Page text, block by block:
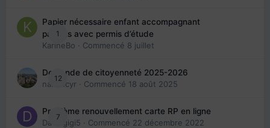
1
Papier nécessaire enfant accompagnant
parents avec permis d’étude
KarineBo · Commencé 8 juillet
12
Demande de citoyenneté 2025-2026
nanancyr · Commencé 18 août 2025
7
Problème renouvellement carte RP en ligne
Davidgigi5 · Commencé 22 décembre 2022